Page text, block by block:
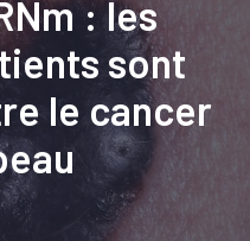
: les
sont
le cancer